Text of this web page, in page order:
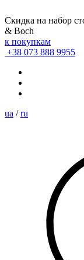
Скидка на набор
& Boch
к покупкам
+38 073 888 9955
ua / ru